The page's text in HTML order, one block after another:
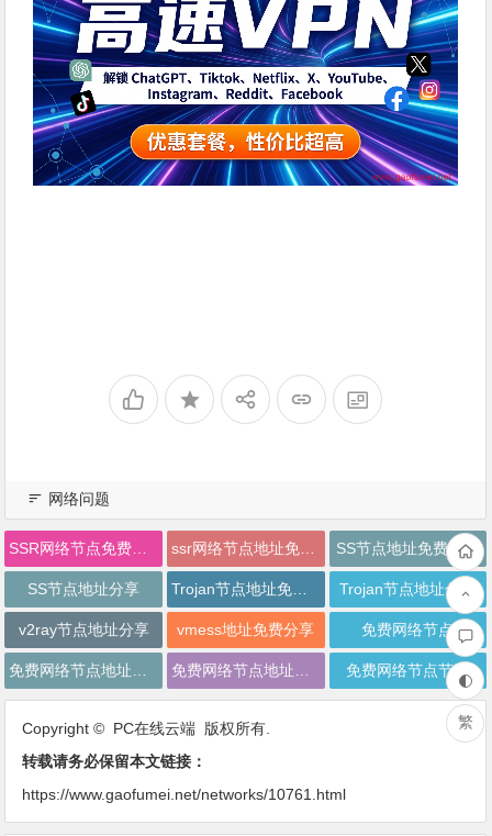
网络问题
SSR网络节点免费分享 ssr网络节点地址免费分享 SS节点地址免费分享
SS节点地址分享 Trojan节点地址免费分享 Trojan节点地址分享
v2ray节点地址分享 vmess地址免费分享 免费网络节点
免费网络节点地址分享 免费网络节点地址批量分享 免费网络节点节享
Copyright © PC在线云端 版权所有.
转载请务必保留本文链接：
https://www.gaofumei.net/networks/10761.html
繁